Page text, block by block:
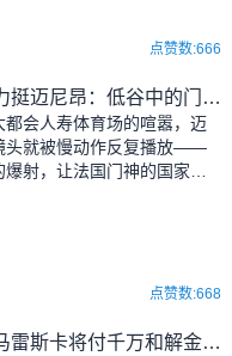
点赞数:666
信任危机？法国队力挺迈尼昂：低谷中的门神仍是无可争议的一号
会人寿体育场的喧嚣，迈
头就被慢动作反复播放——
射，让法国门神的国家队
点赞数:668
独家：曼城为挖角马雷斯卡将付千万和解金 切尔西手握违规接触铁证